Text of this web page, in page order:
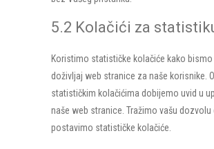
5.2 Kolačići za
Koristimo statističke kolačiće kako
doživljaj web stranice za naše korisnike.
statističkim kolačićima dobijemo uvid u
naše web stranice. Tražimo vašu dozvolu
postavimo statističke kolačiće.